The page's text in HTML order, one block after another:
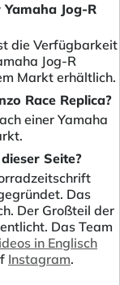
Jog-R
die Verfügbarkeit
Jog-R
Markt erhältlich.
Race Replica?
einer Yamaha
Seite?
Das
Der Großteil der
Das Team
in Englisch
Instagram.